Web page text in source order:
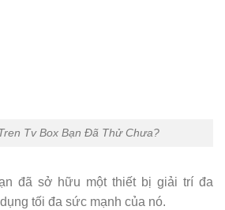
Tv Box Bạn Đã Thử Chưa?
đã sở hữu một thiết bị giải trí đa
tối đa sức mạnh của nó.